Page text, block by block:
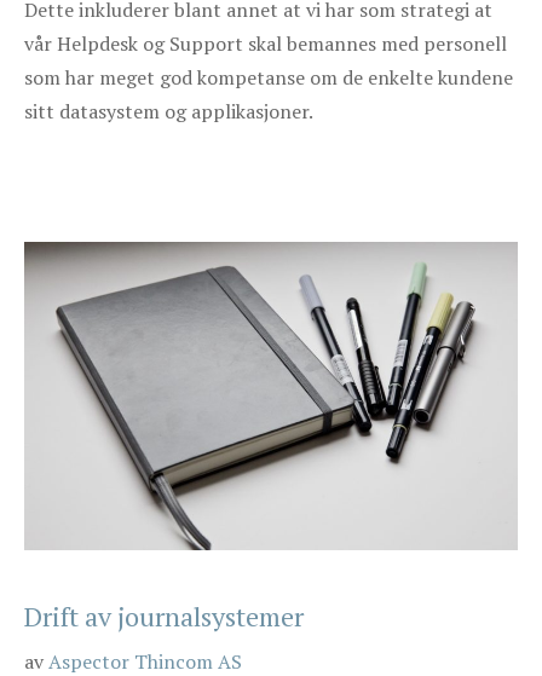
Dette inkluderer blant annet at vi har som strategi at
vår Helpdesk og Support skal bemannes med personell
som har meget god kompetanse om de enkelte kundene
sitt datasystem og applikasjoner.
Drift av journalsystemer
avAspector Thincom AS